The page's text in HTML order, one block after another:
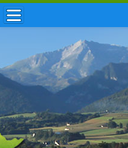
ACCUEIL / INFOS
MUNICIPALITÉ
VIE LOCALE
ENFANCE
TOURISME